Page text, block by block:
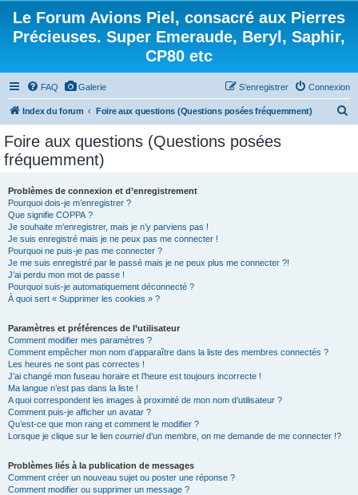
Le Forum Avions Piel, consacré aux Pierres
Précieuses. Super Emeraude, Beryl, Saphir,
CP80 etc
FAQ Galerie Connexion
S’enregistrer
Index du forum Foire aux questions (Questions posées fréquemment)
Foire aux questions (Questions posées
fréquemment)
Problèmes de connexion et d’enregistrement
Pourquoi dois-je m’enregistrer ?
Que signifie COPPA ?
Je souhaite m’enregistrer, mais je n’y parviens pas !
Je suis enregistré mais je ne peux pas me connecter !
Pourquoi ne puis-je pas me connecter ?
Je me suis enregistré par le passé mais je ne peux plus me connecter ?!
J’ai perdu mon mot de passe !
Pourquoi suis-je automatiquement déconnecté ?
À quoi sert « Supprimer les cookies » ?
Paramètres et préférences de l’utilisateur
Comment modifier mes paramètres ?
Comment empêcher mon nom d’apparaître dans la liste des membres connectés ?
Les heures ne sont pas correctes !
J’ai changé mon fuseau horaire et l’heure est toujours incorrecte !
Ma langue n’est pas dans la liste !
A quoi correspondent les images à proximité de mon nom d’utilisateur ?
Comment puis-je afficher un avatar ?
Qu’est-ce que mon rang et comment le modifier ?
Lorsque je clique sur le lien courrield’un membre, on me demande de me connecter !?
Problèmes liés à la publication de messages
Comment créer un nouveau sujet ou poster une réponse ?
Comment modifier ou supprimer un message ?